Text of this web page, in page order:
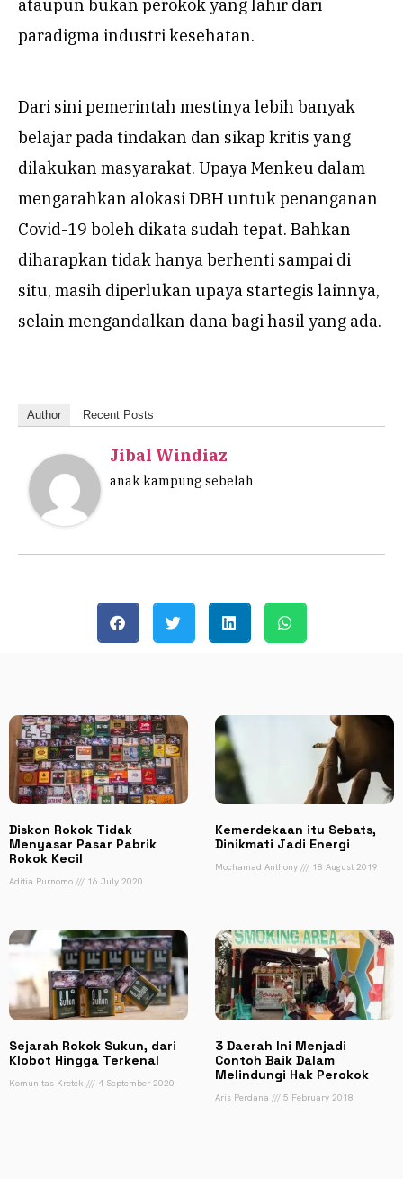
ataupun bukan perokok yang lahir dari
paradigma industri kesehatan.
Dari sini pemerintah mestinya lebih banyak
belajar pada tindakan dan sikap kritis yang
dilakukan masyarakat. Upaya Menkeu dalam
mengarahkan alokasi DBH untuk penanganan
Covid-19 boleh dikata sudah tepat. Bahkan
diharapkan tidak hanya berhenti sampai di
situ, masih diperlukan upaya startegis lainnya,
selain mengandalkan dana bagi hasil yang ada.
Author Recent Posts
Jibal Windiaz
anak kampung sebelah
Diskon Rokok Tidak
Menyasar Pasar Pabrik
Rokok Kecil
Aditia Purnomo 16 July 2020
Kemerdekaan itu Sebats,
Dinikmati Jadi Energi
Mochamad Anthony 18 August 2019
Sejarah Rokok Sukun, dari
Klobot Hingga Terkenal
Komunitas Kretek 4 September 2020
3 Daerah Ini Menjadi
Contoh Baik Dalam
Melindungi Hak Perokok
Aris Perdana 5 February 2018